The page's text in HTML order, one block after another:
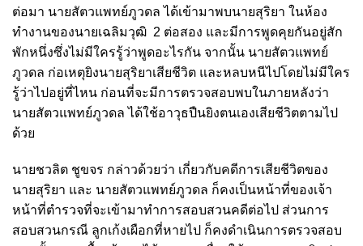
ต่อมา นายสัตวแพทย์ภูวดล ได้เข้ามาพบนายสุริยา ในห้อง
ทำงานของนายเฉลิมวุฒิ 2 ต่อสอง และมีการพูดคุยกันอยู่สัก
พักหนึ่งซึ่งไม่มีใครรู้ว่าพูดอะไรกัน จากนั้น นายสัตวแพทย์
ภูวดล ก่อเหตุยิงนายสุริยาเสียชีวิต และหลบหนีไปโดยไม่มีใคร
รู้ว่าไปอยู่ที่ไหน ก่อนที่จะมีการตรวจสอบพบในภายหลังว่า
นายสัตวแพทย์ภูวดล ได้ใช้อาวุธปืนยิงตนเองเสียชีวิตตามไป
ด้วย
นายชวลิต ชูขจร กล่าวด้วยว่า เกี่ยวกับคดีการเสียชีวิตของ
นายสุริยา และ นายสัตวแพทย์ภูวดล ก็คงเป็นหน้าที่ของเจ้า
หน้าที่ตำรวจที่จะเข้ามาทำการสอบสวนคดีต่อไป ส่วนการ
สอบสวนกรณี ลูกเก้งเผือกที่หายไป ก็คงดำเนินการตรวจสอบ